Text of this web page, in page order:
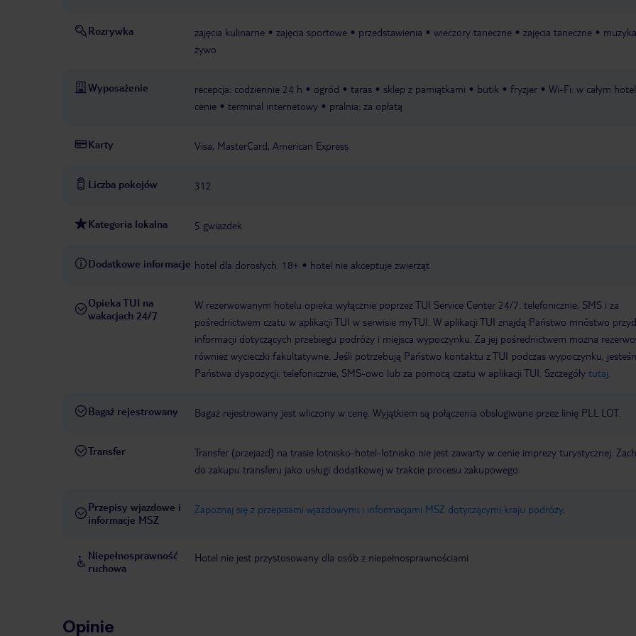
Rozrywka zajęcia kulinarne zajęcia sportowe przedstawienia wieczory taneczne zajęcia taneczne
żywo
Wyposażenie recepcja: codziennie 24 h ogród taras sklep z pamiątkami butik fryzjer
Wi-Fi: w całym
cenie
terminal internetowy pralnia: za opłatą
Karty Visa, MasterCard, American Express
Liczba pokojów 312
Kategoria lokalna 5 gwiazdek
Dodatkowe informacje hotel dla dorosłych: 18+ hotel nie akceptuje zwierząt
Opieka TUI na
wakacjach 24/7
W rezerwowanym hotelu opieka wyłącznie poprzez TUI Service Center 24/7: telefonicznie, SMS i za
pośrednictwem czatu w aplikacji TUI w serwisie myTUI. W aplikacji TUI znajdą Państwo mnóstwo
informacji dotyczących przebiegu podróży i miejsca wypoczynku. Za jej pośrednictwem można
również wycieczki fakultatywne. Jeśli potrzebują Państwo kontaktu z TUI podczas wypoczynku,
Państwa dyspozycji: telefonicznie, SMS-owo lub za pomocą czatu w aplikacji TUI. Szczegóły tutaj
Bagaż rejestrowany Bagaż rejestrowany jest wliczony w cenę. Wyjątkiem są połączenia obsługiwane przez linię PLL LOT.
Transfer
Transfer (przejazd) na trasie lotnisko-hotel-lotnisko nie jest zawarty w cenie imprezy turystycznej.
do zakupu transferu jako usługi dodatkowej w trakcie procesu zakupowego.
Przepisy wjazdowe i
informacje MSZ
Zapoznaj się z przepisami wjazdowymi i informacjami MSZ dotyczącymi kraju podróży.
Niepełnosprawność
ruchowa
Hotel nie jest przystosowany dla osób z niepełnosprawnościami
Opinie